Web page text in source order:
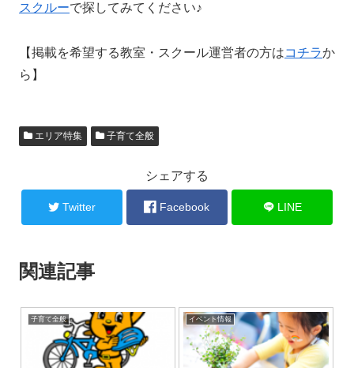
スクルーで探してみてください♪
【掲載を希望する教室・スクール運営者の方はコチラか
ら】
エリア特集 子育て全般
シェアする
Twitter Facebook LINE
関連記事
子育て全般 イベント情報